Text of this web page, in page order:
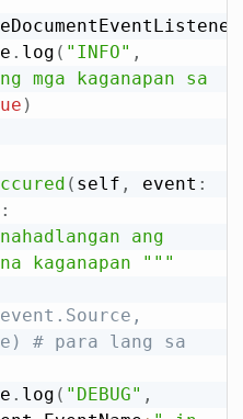
. log ( "INFO" ,
mga kaganapan sa
)
( self , event :
:
ang
kaganapan """
# para lang sa
. log ( "DEBUG" ,